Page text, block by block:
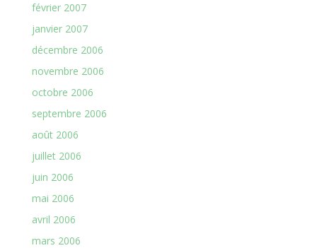
février 2007
janvier 2007
décembre 2006
novembre 2006
octobre 2006
septembre 2006
août 2006
juillet 2006
juin 2006
mai 2006
avril 2006
mars 2006